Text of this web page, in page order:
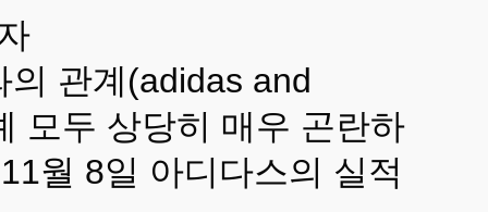
의 관계(adidas and
모두 상당히 매우 곤란하
월 8일 아디다스의 실적